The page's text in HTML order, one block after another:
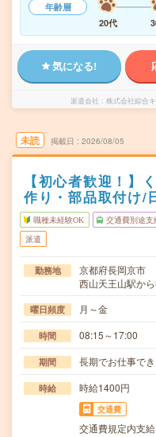
年齢層
20代
気になる!
派遣会社 株式会社綜合
未読 掲載日 2026/08/05
【初心者歓迎！】
作り・部品取付け/
職種未経験OK 交通費別途支
派遣
勤務地
京都府長岡京市
西山天王山駅か
曜日頻度 月～金
時間 08:15～17:00
期間 長期でお仕事で
時給 時給1400円
交通費
交通費規定内支給